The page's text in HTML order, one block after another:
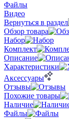
Файлы
Видео
Вернуться в раздел
Обзор товара
Набор
Комплект
Описание
Характеристики
Аксессуары
Отзывы
Похожие товары
Наличие
Файлы